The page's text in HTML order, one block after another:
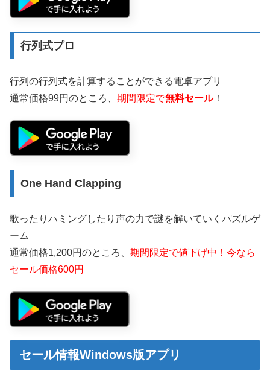
行列式プロ
行列の行列式を計算することができる電卓アプリ
通常価格99円のところ、 期間限定で無料セール！
One Hand Clapping
歌ったりハミングしたり声の力で謎を解いていくパズルゲ
ーム
通常価格1,200円のところ、 期間限定で値下げ中！今なら
セール価格600円
セール情報Windows版アプリ